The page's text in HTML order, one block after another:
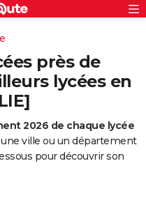
près de
lycées en
2026 de chaque lycée
ville ou un département
pour découvrir son